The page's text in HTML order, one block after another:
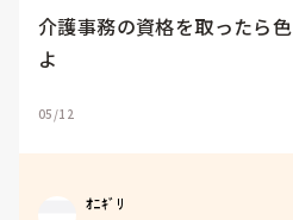
介護事務の資格を取ったら
よ
05/12
ｵﾆｷﾞﾘ